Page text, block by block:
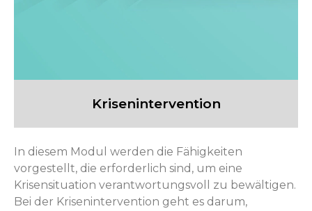
Krisenintervention
In diesem Modul werden die Fähigkeiten
vorgestellt, die erforderlich sind, um eine
Krisensituation verantwortungsvoll zu bewältigen.
Bei der Krisenintervention geht es darum,